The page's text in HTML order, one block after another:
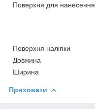
Поверхня для нанесення
Поверхня наліпки
Довжина
Ширина
Приховати